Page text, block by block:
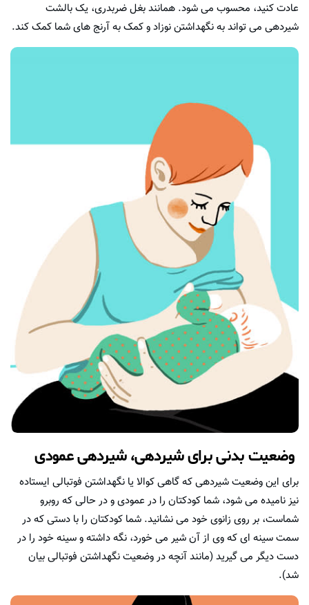
عادت کنید، محسوب می شود. همانند بغل ضربدری، یک بالشت
شیردهی می تواند به نگهداشتن نوزاد و کمک به آرنج های شما کمک کند.
وضعیت بدنی برای شیردهی، شیردهی عمودی
برای این وضعیت شیردهی که گاهی کوالا یا نگهداشتن فوتبالی ایستاده
نیز نامیده می شود، شما کودکتان را در عمودی و در حالی که روبرو
شماست، بر روی زانوی خود می نشانید. شما کودکتان را با دستی که در
سمت سینه ای که وی از آن شیر می خورد، نگه داشته و سینه خود را در
دست دیگر می گیرید (مانند آنچه در وضعیت نگهداشتن فوتبالی بیان
شد).